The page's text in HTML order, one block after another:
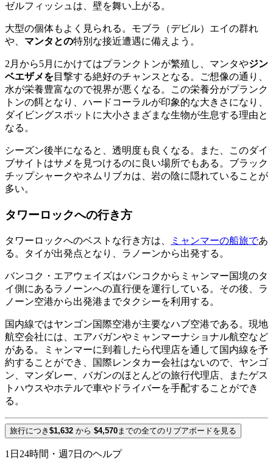
ゼルフィッシュは、壁を舞い上がる。
大型の個体もよく見られる。モブラ（デビル）エイの群れ
や、 マンタとの特別な接近遭遇に備えよう。
2月から5月にかけてはプランクトンが繁殖し、マンタやジン
ベエザメを目撃する絶好のチャンスとなる。ご想像の通り、
水が栄養豊富なので視界が悪くなる。この栄養分がプランク
トンの餌となり、ハードコーラルが印象的な大きさになり、
ダイビングスポットに大小さまざまな生物が生息する理由と
なる。
シーズン後半になると、透明度も良くなる。また、このダイ
ブサイトはサメを見つけるのに良い場所でもある。ブラック
チップシャークやネムリブカは、岩の陰に隠れていることが
多い。
タワーロックへの行き方
タワーロックへのベストな行き方は、 ミャンマーの船旅であ
る。タイが出発点となり、ラノーンから出発する。
バンコク・エアウェイズはバンコクからミャンマー国境のタ
イ側にあるラノーンへの直行便を運行している。その後、ラ
ノーン空港から出発港までタクシーを利用する。
国内線ではヤンゴン国際空港が主要なハブ空港である。現地
航空会社には、エアバガンやミャンマーナショナル航空など
がある。ミャンマーに到着したら代理店を通して国内線を予
約することができ、国際レンタカー会社はないので、ヤンゴ
ン、マンダレー、バガンのほとんどの旅行代理店、またゲス
トハウスやホテルで車やドライバーを手配することができ
る。
旅行につき $1,632 から $4,570 までの全てのリブアボードを見る
1日24時間・週7日のヘルプ